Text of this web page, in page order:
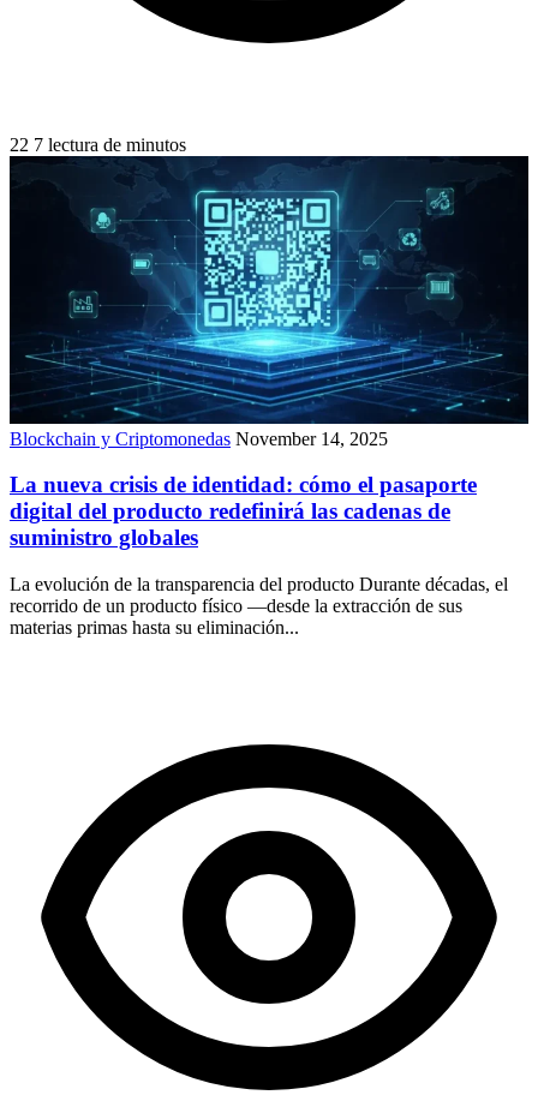
22 7 lectura de minutos
Blockchain y Criptomonedas November 14, 2025
La nueva crisis de identidad: cómo el pasaporte
digital del producto redefinirá las cadenas de
suministro globales
La evolución de la transparencia del producto Durante décadas, el
recorrido de un producto físico —desde la extracción de sus
materias primas hasta su eliminación...